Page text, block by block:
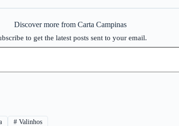
Discover more from Carta Campinas
to get the latest posts sent to your email.
# Valinhos